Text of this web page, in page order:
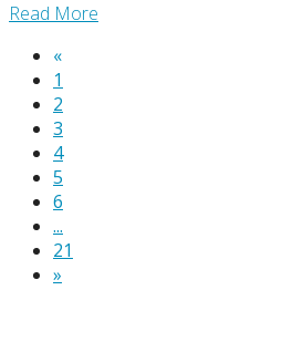
Read More
«
1
2
3
4
5
6
...
21
»